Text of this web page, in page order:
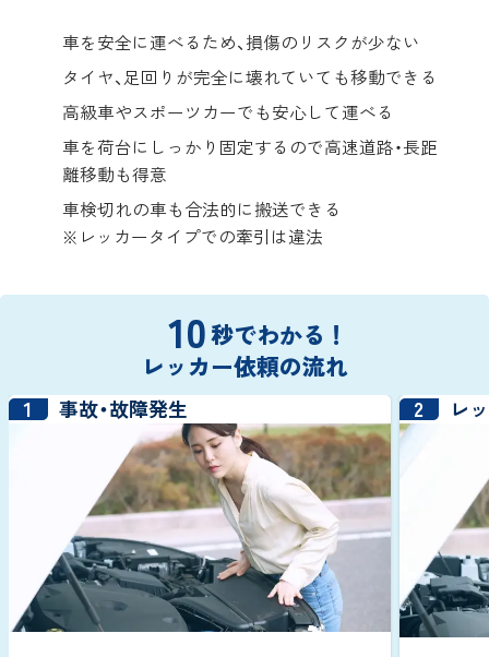
車を安全に運べるため、損傷のリスクが少ない
タイヤ、足回りが完全に壊れていても移動できる
高級車やスポーツカーでも安心して運べる
車を荷台にしっかり固定するので高速道路・長距
離移動も得意
車検切れの車も合法的に搬送できる
※レッカータイプでの牽引は違法
10秒でわかる！
レッカー依頼の流れ
1 事故・故障発生 2 レ